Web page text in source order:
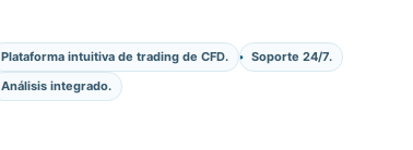
Plataforma intuitiva de trading de CFD.
Soporte 24/7.
Análisis integrado.